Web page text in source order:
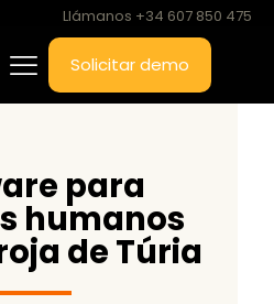
Llámanos +34 607 850 475
Solicitar demo
para
humanos
de Túria